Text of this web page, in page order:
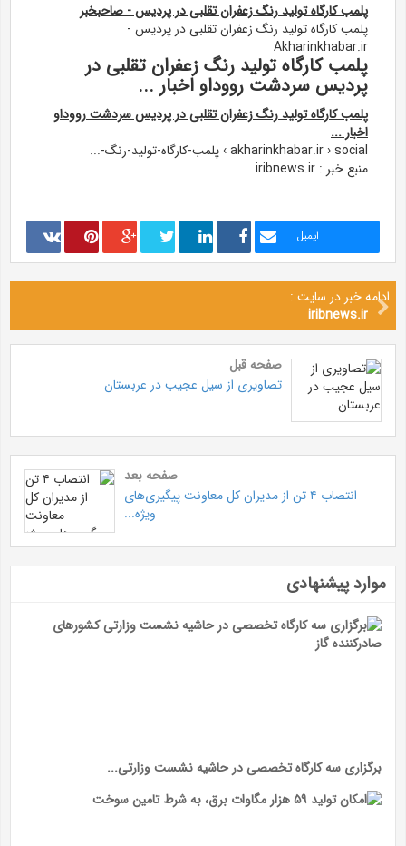
پلمب کارگاه تولید رنگ زعفران تقلبی در پردیس - صاحبخبر
پلمب کارگاه تولید رنگ زعفران تقلبی در پردیس -
Akharinkhabar.ir
پلمب کارگاه تولید رنگ زعفران تقلبی در
پردیس سردشت رووداو اخبار ...
پلمب کارگاه تولید رنگ زعفران تقلبی در پردیس سردشت رووداو
اخبار ...
akharinkhabar.ir › social › پلمب-کارگاه-تولید-رنگ-...
منبع خبر : iribnews.ir
ایمیل
ادامه خبر در سایت :
iribnews.ir
صفحه قبل
تصاویری از سیل عجیب در عربستان
صفحه بعد
انتصاب ۴ تن از مدیران کل معاونت پیگیری‌های
ویژه...
موارد پیشنهادی
برگزاری سه کارگاه تخصصی در حاشیه نشست وزارتی...